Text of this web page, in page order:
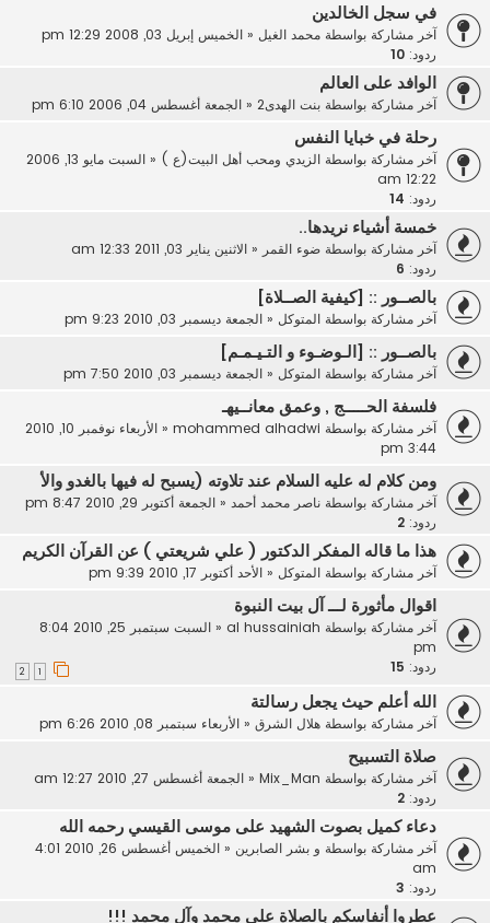
في سجل الخالدين
آخر مشاركة بواسطة محمد الغيل « الخميس إبريل 03, 2008 12:29 pm
ردود: 10
الوافد على العالم
آخر مشاركة بواسطة بنت الهدى2 « الجمعة أغسطس 04, 2006 6:10 pm
رحلة في خبايا النفس
آخر مشاركة بواسطة الزيدي ومحب أهل البيت(ع )«
السبت مايو 13, 2006
12:22 am
ردود: 14
خمسة أشياء نريدها..
آخر مشاركة بواسطة ضوء القمر« الاثنين يناير 03, 2011 12:33 am
ردود: 6
بالصــور :: [كيفية الصــلاة]
آخر مشاركة بواسطة المتوكل « الجمعة ديسمبر 03, 2010 9:23 pm
بالصــور :: [الـوضـوء و التـيـمـم]
آخر مشاركة بواسطة المتوكل « الجمعة ديسمبر 03, 2010 7:50 pm
فلسفة الحـــــج , وعمق معانــيهـ
آخر مشاركة بواسطة mohammed alhadwi
«
الأربعاء نوفمبر 10, 2010
3:44 pm
ومن كلام له عليه السلام عند تلاوته (يسبح له فيها بالغدو والأ
آخر مشاركة بواسطة ناصر محمد أحمد« الجمعة أكتوبر 29, 2010 8:47 pm
ردود: 2
هذا ما قاله المفكر الدكتور ( علي شريعتي ) عن القرآن الكريم
آخر مشاركة بواسطة المتوكل « الأحد أكتوبر 17, 2010 9:39 pm
اقوال مأثورة لـــ آل بيت النبوة
آخر مشاركة بواسطة al hussainiah
«
السبت سبتمبر 25, 2010 8:04
pm
ردود: 15
الله أعلم حيث يجعل رسالتة
آخر مشاركة بواسطة هلال الشرق« الأربعاء سبتمبر 08, 2010 6:26 pm
صلاة التسبيح
آخر مشاركة بواسطة Mix_Man
« الجمعة أغسطس 27, 2010 12:27 am
ردود: 2
دعاء كميل بصوت الشهيد على موسى القيسي رحمه الله
آخر مشاركة بواسطة و بشر الصابرين«
الخميس أغسطس 26, 2010 4:01
am
ردود: 3
عطروا أنفاسكم بالصلاة على محمد وآل محمد !!!